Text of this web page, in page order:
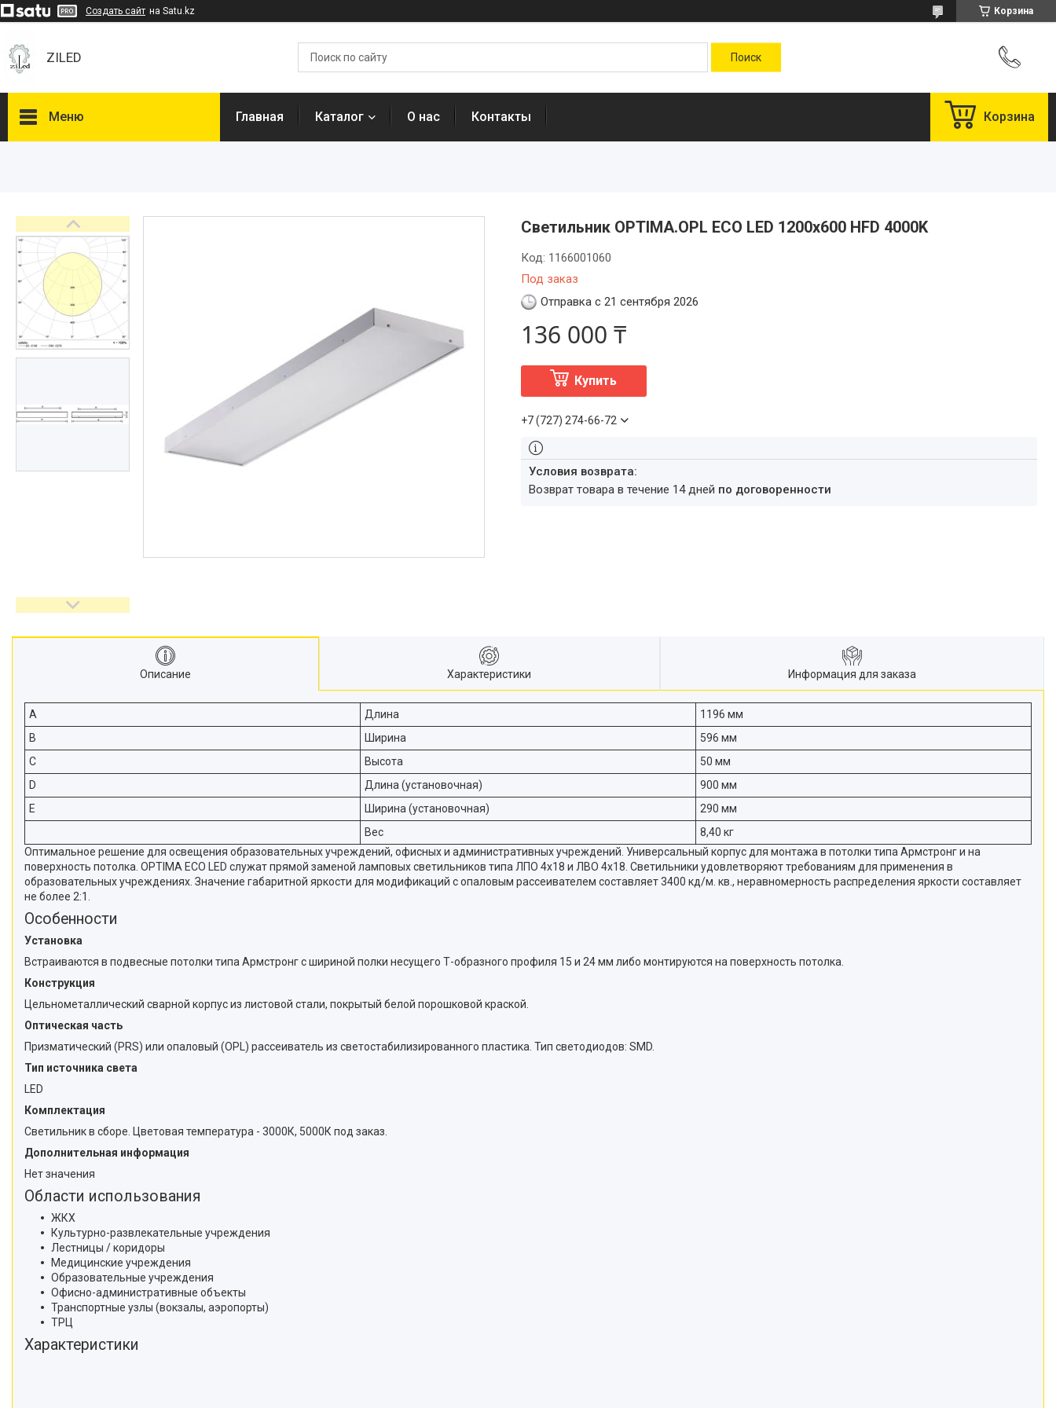
Создать сайт на Satu.kz Корзина
ZILED
Меню
ФАРЛАЙТ
NLCO
INNOLUX
Отзывы
Главная Каталог О нас Контакты Корзина
Светильник OPTIMA.OPL ECO LED 1200x600 HFD 4000K
Под заказ
Код: 1166001060
Отправка с 21 сентября 2026
136 000 ₸
Купить
+7 (727) 274-66-72
возврат товара в течение 14 дней по договоренности
Описание Характеристики Информация для заказа
A Длина
1196 мм
B
Ширина
596 мм
C
Высота
50 мм
D
Длина (установочная)
900 мм
E
Ширина (установочная)
290 мм
Вес
8,40 кг
Оптимальное решение для освещения образовательных учреждений, офисных и административных учреждений. Универсальный корпус для монтажа в потолки типа Армстронг и на
поверхность потолка. OPTIMA ECO LED служат прямой заменой ламповых светильников типа ЛПО 4x18 и ЛВО 4x18. Светильники удовлетворяют требованиям для применения в
образовательных учреждениях. Значение габаритной яркости для модификаций с опаловым рассеивателем составляет 3400 кд/м. кв., неравномерность распределения яркости составляет
не более 2:1.
Особенности
Установка
Встраиваются в подвесные потолки типа Армстронг с шириной полки несущего Т-образного профиля 15 и 24 мм либо монтируются на поверхность потолка.
Конструкция
Цельнометаллический сварной корпус из листовой стали, покрытый белой порошковой краской.
Оптическая часть
Призматический (PRS) или опаловый (OPL) рассеиватель из светостабилизированного пластика. Тип светодиодов: SMD.
Тип источника света
LED
Комплектация
Светильник в сборе. Цветовая температура - 3000К, 5000К под заказ.
Дополнительная информация
Нет значения
Области использования
ЖКХ
Культурно-развлекательные учреждения
Лестницы / коридоры
Медицинские учреждения
Образовательные учреждения
Офисно-административные объекты
Транспортные узлы (вокзалы, аэропорты)
ТРЦ
Характеристики